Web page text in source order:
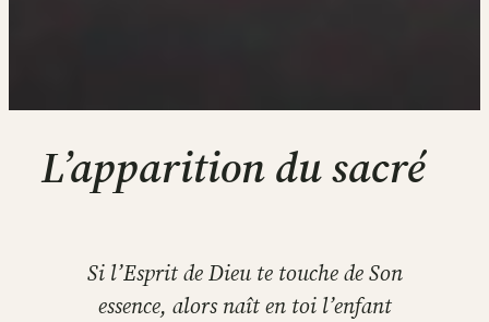
L’apparition du sacré
Si l’Esprit de Dieu te touche de Son
essence, alors naît en toi l’enfant